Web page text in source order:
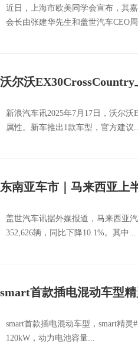
近日，上海市欧美同学会宣布，其
会长由张建华先生和盖世汽车CEO
沃尔沃EX30CrossCountry
新浪汽车讯2025年7月17日，沃尔
属性。新车推出1款车型，官方建议
东南亚车市｜马来西亚上
盖世汽车讯据外媒报道，马来西亚
352,626辆，同比下降10.1%。其中...
smart首款插电混动车型
smart首款插电混动车型，smart精
120kW，动力电池容量...